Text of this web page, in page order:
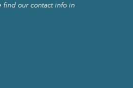
find our contact info in